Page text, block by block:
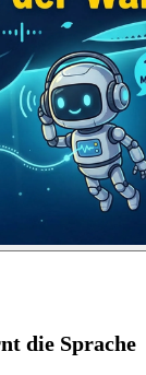
die Sprache